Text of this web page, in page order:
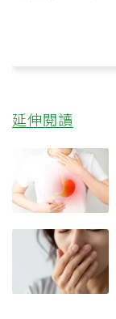
延伸閱讀